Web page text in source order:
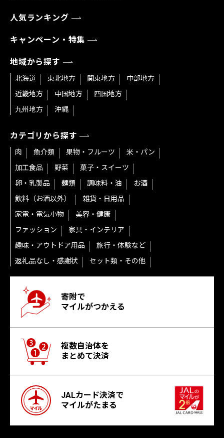
人気ランキング
キャンペーン・特集
地域から探す
北海道 東北地方 関東地方
中部地方
近畿地方
中国地方
四国地方
九州地方
沖縄
カテゴリから探す
肉 魚介類 果物・フルーツ
米・パン
加工食品
野菜
菓子・スイーツ
卵・乳製品
麺類 調味料・油
お酒
飲料（お酒以外）
雑貨・日用品
家電・電気小物
美容・健康
ファッション
家具・インテリア
趣味・アウトドア用品
旅行・体験など
返礼品なし・感謝状
セット類・その他
寄附で
マイルがつかえる
複数自治体を
まとめて決済
JALカード決済で
マイルがたまる